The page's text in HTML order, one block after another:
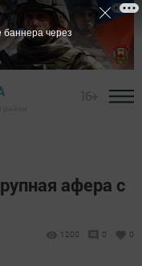
афера с
1200 0 0
баннера через